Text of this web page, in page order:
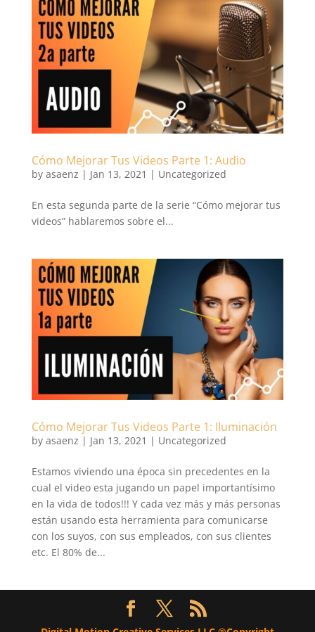
Cómo Mejorar Tus Videos Parte 1: Audio
by asaenz | Jan 13, 2021 | Uncategorized
En esta segunda parte de la serie “Cómo mejorar tus
videos” hablaremos sobre el...
Cómo Mejorar Tus Videos Parte 1: Iluminación
by asaenz | Jan 13, 2021 | Uncategorized
Estamos viviendo una época sin precedentes en la
cual el video esta jugando un papel importantísimo
en la vida de todos!!! Y cada vez más y más personas
están usando esta herramienta para comunicarse
con los suyos, con sus empleados, con sus clientes
etc. El 80% de...